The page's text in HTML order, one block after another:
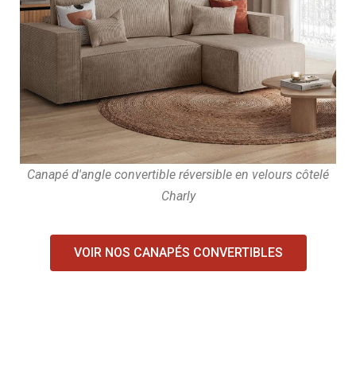
Canapé d'angle convertible réversible en velours côtelé
Charly
VOIR NOS CANAPÉS CONVERTIBLES